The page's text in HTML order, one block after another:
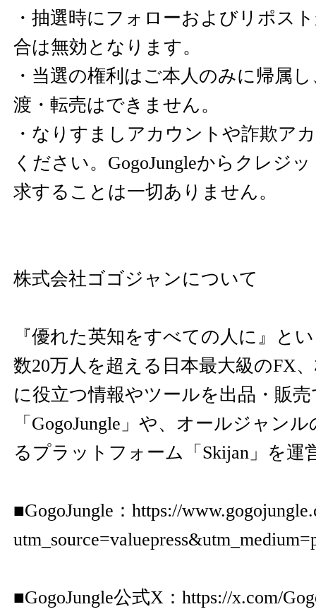
・抽選時にフォローおよびリポス
合は無効となります。
・当選の権利はご本人のみに帰属
渡・転売はできません。
・なりすましアカウントや詐欺ア
ください。GogoJungleからクレジ
求することは一切ありません。
株式会社ゴゴジャンについて
『優れた英知をすべての人に』と
数20万人を超える日本最大級のFX
に役立つ情報やツールを出品・販
「GogoJungle」や、オールジャン
るプラットフォーム「Skijan」を運
■GogoJungle： https://
■GogoJungle公式X： https://x.com/